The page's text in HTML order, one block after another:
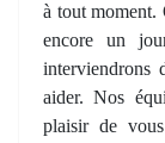
à tout moment.
encore un
interviendrons
aider. Nos
plaisir de